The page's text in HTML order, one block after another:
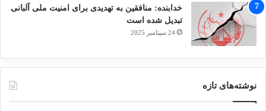
خدابنده: منافقین به تهدیدی برای امنیت ملی آلبانی
تبدیل شده است
24 سپتامبر 2025
نوشته‌های تازه